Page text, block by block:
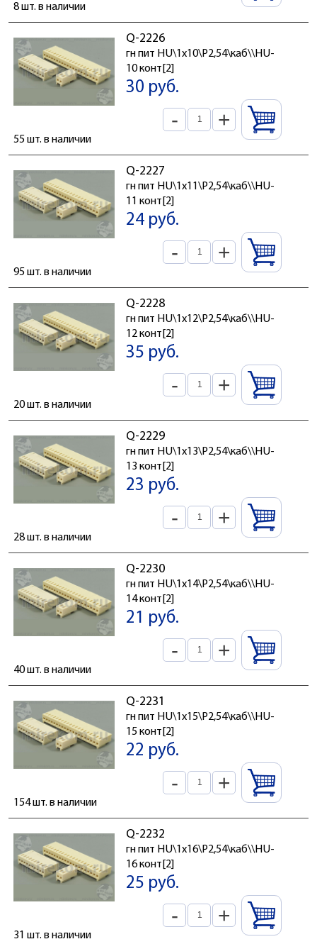
8 шт. в наличии
Q-2226
гн пит HU\1x10\P2,54\каб\\HU-
10 конт[2]
30 руб.
- +
55 шт. в наличии
Q-2227
гн пит HU\1x11\P2,54\каб\\HU-
11 конт[2]
24 руб.
- +
95 шт. в наличии
Q-2228
гн пит HU\1x12\P2,54\каб\\HU-
12 конт[2]
35 руб.
- +
20 шт. в наличии
Q-2229
гн пит HU\1x13\P2,54\каб\\HU-
13 конт[2]
23 руб.
- +
28 шт. в наличии
Q-2230
гн пит HU\1x14\P2,54\каб\\HU-
14 конт[2]
21 руб.
- +
40 шт. в наличии
Q-2231
гн пит HU\1x15\P2,54\каб\\HU-
15 конт[2]
22 руб.
- +
154 шт. в наличии
Q-2232
гн пит HU\1x16\P2,54\каб\\HU-
16 конт[2]
25 руб.
- +
31 шт. в наличии